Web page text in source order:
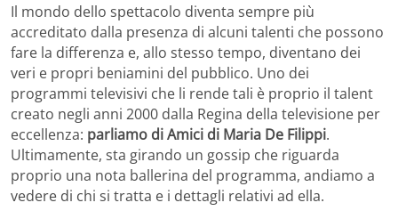
Il mondo dello spettacolo diventa sempre più
accreditato dalla presenza di alcuni talenti che possono
fare la differenza e, allo stesso tempo, diventano dei
veri e propri beniamini del pubblico. Uno dei
programmi televisivi che li rende tali è proprio il talent
creato negli anni 2000 dalla Regina della televisione per
eccellenza: parliamo di Amici di Maria De Filippi.
Ultimamente, sta girando un gossip che riguarda
proprio una nota ballerina del programma, andiamo a
vedere di chi si tratta e i dettagli relativi ad ella.